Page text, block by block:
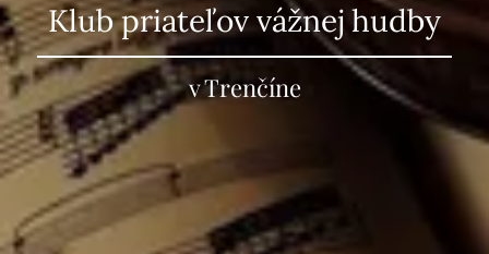
Klub priateľov vážnej hudby
v Trenčíne